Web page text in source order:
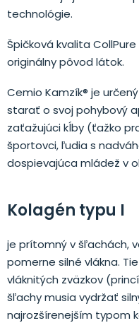
technológie.
Špičková kvalita
originálny pôvod látok.
Cemio Kamzík® je
starať o svoj pohybový
zaťažujúci kĺby (ťažko
športovci, ľudia s
dospievajúca mládež v
Kolagén typu I
je prítomný v šľachách,
pomerne silné vlákna.
vláknitých zväzkov
šľachy musia vydržať
najrozšírenejším typom